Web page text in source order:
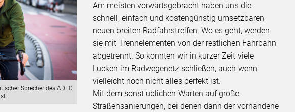
Sprecher des ADFC
Am meisten vorwärtsgebracht haben uns die
schnell, einfach und kostengünstig umsetzbaren
neuen breiten Radfahrstreifen. Wo es geht, werden
sie mit Trennelementen von der restlichen Fahrbahn
abgetrennt. So konnten wir in kurzer Zeit viele
Lücken im Radwegenetz schließen, auch wenn
vielleicht noch nicht alles perfekt ist.
Mit dem sonst üblichen Warten auf große
Straßensanierungen, bei denen dann der vorhandene